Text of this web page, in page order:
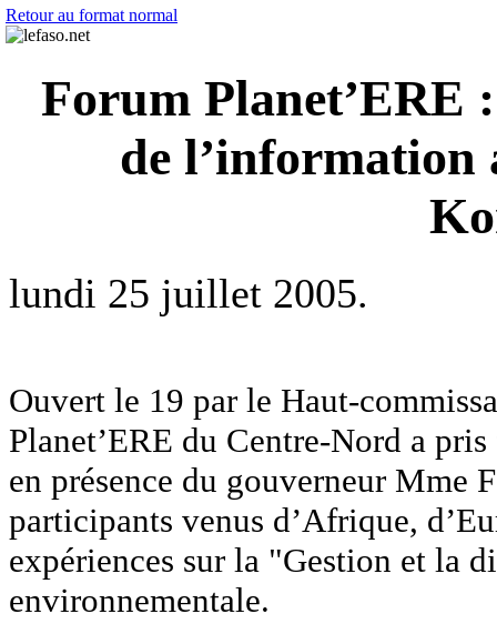
Retour au format normal
Forum Planet’ERE
de l’information
lundi 25 juillet 2005.
Ouvert le 19 par le Haut-
Planet’ERE du Centre-Nord a
en présence du gouverneur Mme
participants venus d’Afrique,
expériences sur la "Gestion et la
environnementale.